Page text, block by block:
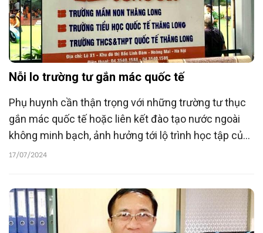
Nỗi lo trường tư gắn mác quốc tế
Phụ huynh cần thận trọng với những trường tư thục
gắn mác quốc tế hoặc liên kết đào tạo nước ngoài
không minh bạch, ảnh hưởng tới lộ trình học tập của
trẻ nhỏ.
17/07/2024